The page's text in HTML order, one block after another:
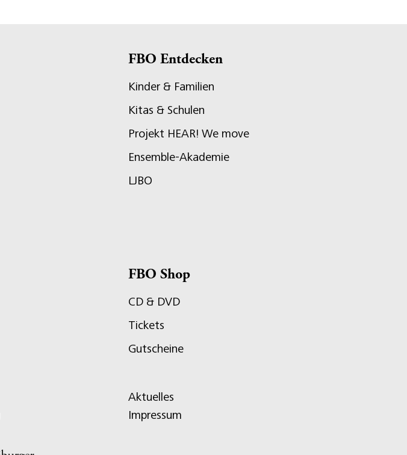
FBO Entdecken
Kinder & Familien
Kitas & Schulen
Projekt HEAR! We move
Ensemble-Akademie
LJBO
FBO Shop
CD & DVD
Tickets
Gutscheine
Aktuelles
Impressum